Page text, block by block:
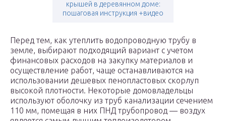
крышей в деревянном доме:
пошаговая инструкция +видео
Перед тем, как утеплить водопроводную трубу в
земле, выбирают подходящий вариант с учетом
финансовых расходов на закупку материалов и
осуществление работ, чаще останавливаются на
использовании дешевых пенопластовых скорлуп
высокой плотности. Некоторые домовладельцы
используют оболочку из труб канализации сечением
110 мм, помещая в них ПНД трубопровод — воздух